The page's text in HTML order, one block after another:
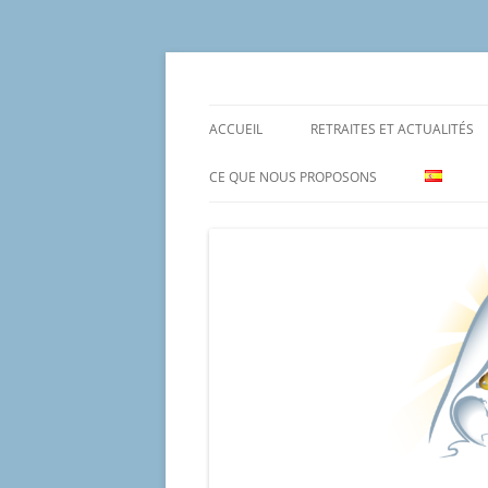
Aller
ACCUEIL RETRAITES ET ACTUALITÉS
CE QUE NOUS PROPOSONS